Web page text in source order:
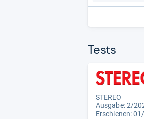
Tests
STEREO
Ausgabe: 2/
Erschienen: